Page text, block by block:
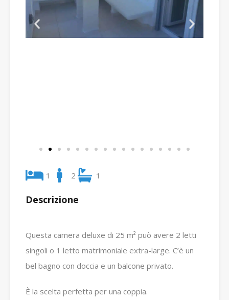
1 2 1
Descrizione
Questa camera deluxe di 25 m² può avere 2 letti
singoli o 1 letto matrimoniale extra-large. C’è un
bel bagno con doccia e un balcone privato.
È la scelta perfetta per una coppia.